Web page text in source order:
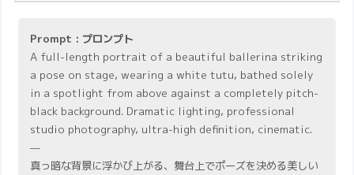
Prompt : プロンプト
A full-length portrait of a beautiful ballerina striking
a pose on stage, wearing a white tutu, bathed solely
in a spotlight from above against a completely pitch-
black background. Dramatic lighting, professional
studio photography, ultra-high definition, cinematic.
—
真っ暗な背景に浮かび上がる、舞台上でポーズを決める美しい